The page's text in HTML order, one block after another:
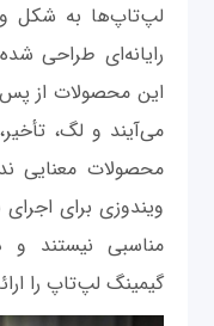
لپ‌تاپ‌ها به شکل
رایانه‌ای طراحی
این محصولات از پس
می‌آیند و لگ،
محصولات معنایی
ویندوزی برای
مناسبی نیستند و
گیمینگ لپ‌تاپ را